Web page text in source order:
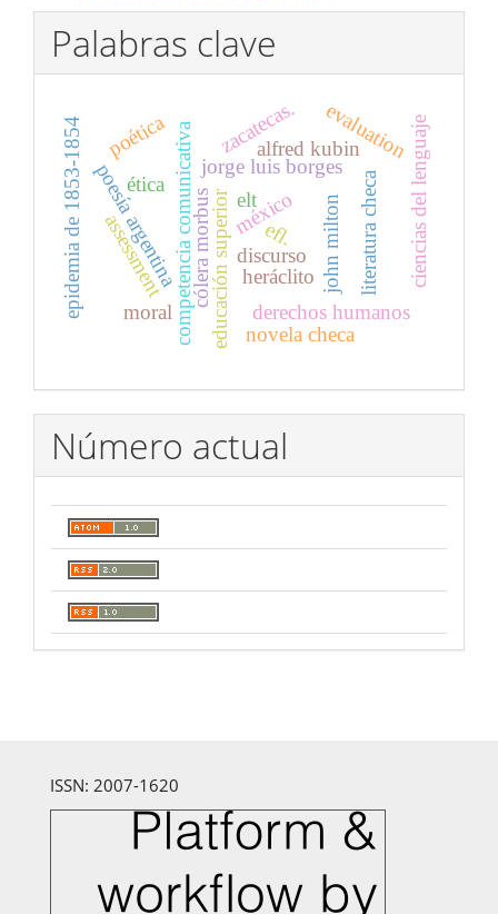
Palabras clave
discurso
competencia comunicativaeducación superior
jorge luis borges
heráclito john milton
poesía argentina
derechos humanos
ética
moral
méxico
alfred kubin
novela checa
literatura checa
assessment
evaluation
elt
efl. ciencias del lenguaje
cólera morbus
zacatecas.
epidemia de 1853-1854 poética
Número actual
ISSN: 2007-1620